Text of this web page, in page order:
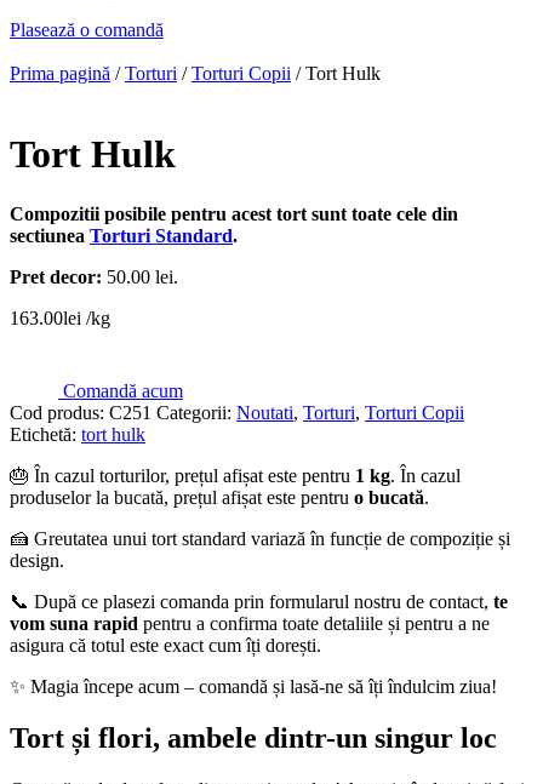
Plasează o comandă
Prima pagină /Torturi /Torturi Copii / Tort Hulk
Tort Hulk
Compozitii posibile pentru acest tort sunt toate cele din
sectiunea Torturi Standard.
Pret decor: 50.00 lei.
163.00lei /kg
Comandă acum
Cod produs: C251 Categorii: Noutati, Torturi, Torturi Copii
Etichetă: tort hulk
🎂 În cazul torturilor, prețul afișat este pentru 1 kg. În cazul
produselor la bucată, prețul afișat este pentru o bucată.
🍰 Greutatea unui tort standard variază în funcție de compoziție și
design.
📞 După ce plasezi comanda prin formularul nostru de contact, te
vom suna rapid pentru a confirma toate detaliile și pentru a ne
asigura că totul este exact cum îți dorești.
✨ Magia începe acum – comandă și lasă-ne să îți îndulcim ziua!
Tort și flori, ambele dintr-un singur loc